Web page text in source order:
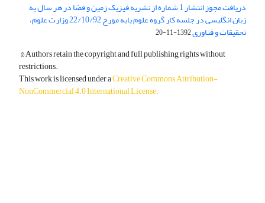
دریافت مجوز انتشار 1 شماره از نشریه فیزیک زمین و فضا در هر سال به
زبان انگلیسی در جلسه کار گروه علوم پایه مورخ 22/10/92 وزارت علوم،
تحقیقات و فناوری1392-11-20
© Authors retain the copyright and full publishing rights without
restrictions.
This work is licensed under aCreative Commons Attribution-
NonCommercial 4.0 International License.